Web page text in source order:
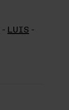
- LUIS -